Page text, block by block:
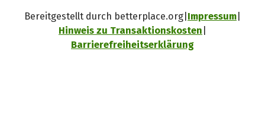
Bereitgestellt durch betterplace.org Impressum
Hinweis zu Transaktionskosten
Barrierefreiheitserklärung